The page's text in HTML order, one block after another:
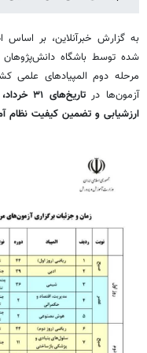
به گزارش خبرآنلاین، بر اساس
شده توسط باشگاه
آزمون‌ها در
ارزشیابی و تضمین کیفیت